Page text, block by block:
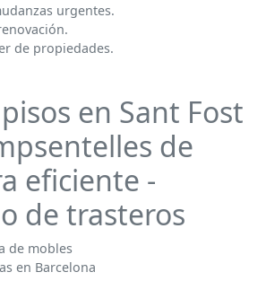
urgentes.
de propiedades.
en Sant Fost
de
eficiente -
de trasteros
de mobles
en Barcelona